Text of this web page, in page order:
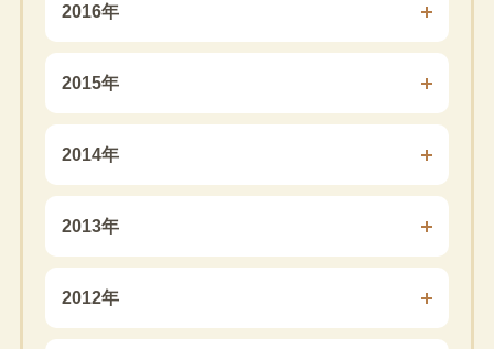
2016年
2015年
2014年
2013年
2012年